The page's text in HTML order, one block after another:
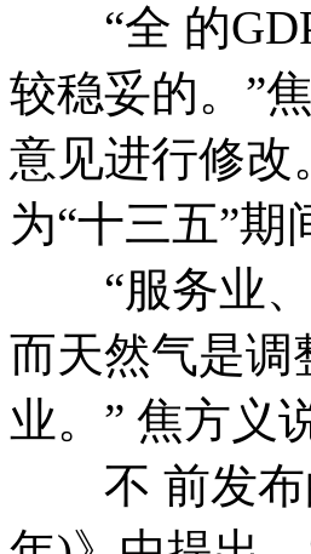
“全 的GDP
较稳妥的。”
意见进行修改
为“十三五”
“服务业、
而天然气是调
业。” 焦方义
不 前发布